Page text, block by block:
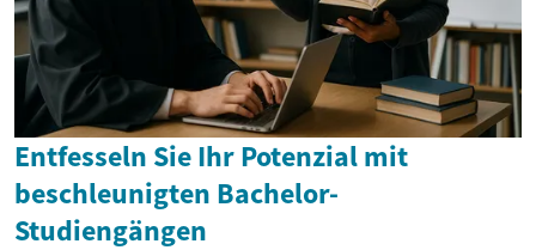
Entfesseln Sie Ihr Potenzial mit
beschleunigten Bachelor-
Studiengängen